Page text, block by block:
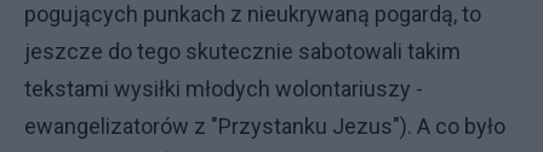
pogujących punkach z nieukrywaną pogardą, to
jeszcze do tego skutecznie sabotowali takim
tekstami wysiłki młodych wolontariuszy -
ewangelizatorów z "Przystanku Jezus"). A co było